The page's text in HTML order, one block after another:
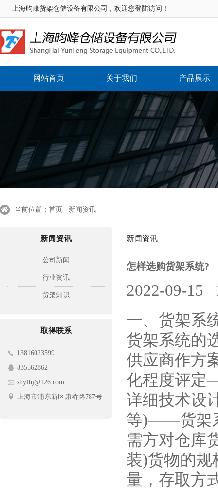
上海昀峰货架仓储设备有限公司，欢迎您登陆访问！
网站首页 关于我们 产品展示
当前位置：首页 - 新闻资讯
新闻资讯
公司新闻
行业资讯
货架知识
取得联系
13816023599
835562862
shyfhj@126.com
上海市浦东新区康桥路787号
新闻资讯
怎样选购货架系统?
2022-09-15
一、货架系
货架系统的
供应商作方
化程度评
详细技术设
等)——货架
需方对仓库
装)货物的规
量，存取方